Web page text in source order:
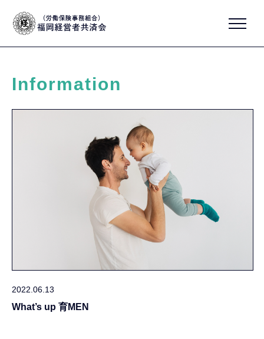
Information
2022.06.13
What’s up 育MEN